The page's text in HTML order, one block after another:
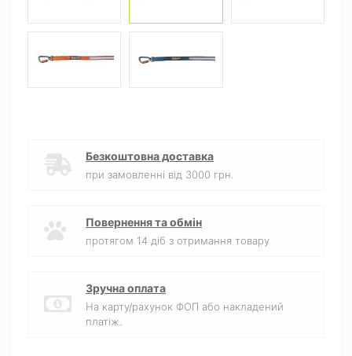
Безкоштовна доставка
при замовленні від 3000 грн.
Повернення та обмін
протягом 14 діб з отримання товару
Зручна оплата
На карту/рахунок ФОП або накладений
платіж.